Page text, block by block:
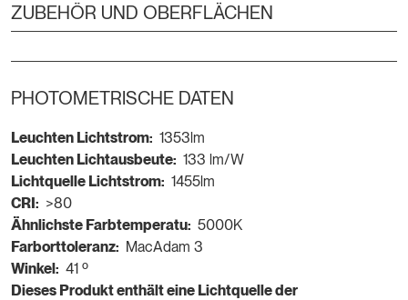
ZUBEHÖR UND OBERFLÄCHEN
PHOTOMETRISCHE DATEN
Leuchten Lichtstrom: 1353lm
Leuchten Lichtausbeute: 133 lm/W
Lichtquelle Lichtstrom: 1455lm
CRI: >80
Ähnlichste Farbtemperatu: 5000K
Farborttoleranz: MacAdam 3
Winkel: 41 º
Dieses Produkt enthält eine Lichtquelle der